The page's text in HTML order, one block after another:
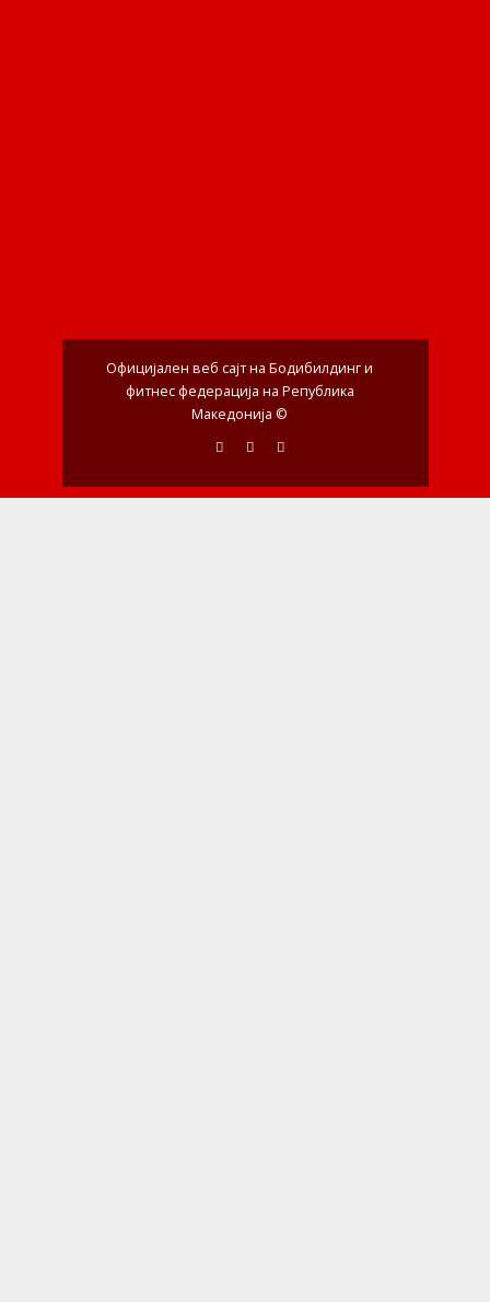
Официјален веб сајт на Бодибилдинг и
фитнес федерација на Република
Македонија ©